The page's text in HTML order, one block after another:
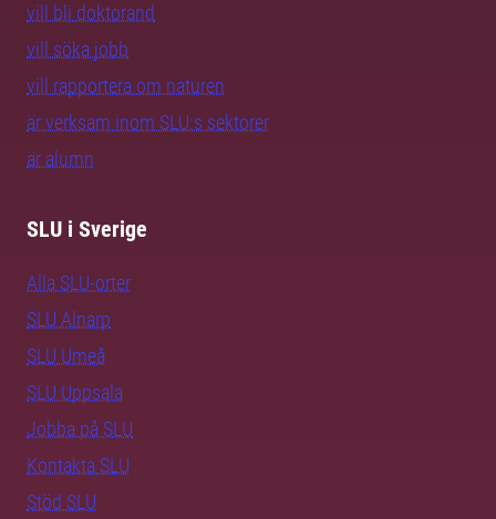
vill bli doktorand
vill söka jobb
vill rapportera om naturen
är verksam inom SLU:s sektorer
är alumn
SLU i Sverige
Alla SLU-orter
SLU Alnarp
SLU Umeå
SLU Uppsala
Jobba på SLU
Kontakta SLU
Stöd SLU